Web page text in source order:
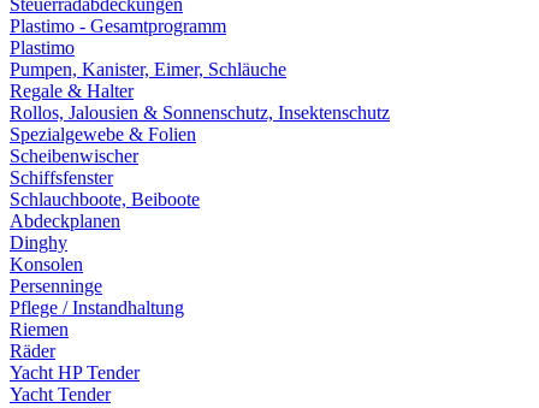
Steuerradabdeckungen
Plastimo - Gesamtprogramm
Plastimo
Pumpen, Kanister, Eimer, Schläuche
Regale & Halter
Rollos, Jalousien & Sonnenschutz, Insektenschutz
Spezialgewebe & Folien
Scheibenwischer
Schiffsfenster
Schlauchboote, Beiboote
Abdeckplanen
Dinghy
Konsolen
Persenninge
Pflege / Instandhaltung
Riemen
Räder
Yacht HP Tender
Yacht Tender